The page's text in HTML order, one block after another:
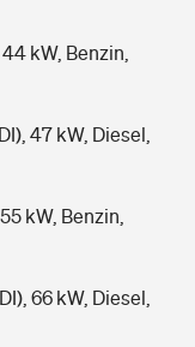
kW, Benzin,
47 kW, Diesel,
kW, Benzin,
66 kW, Diesel,